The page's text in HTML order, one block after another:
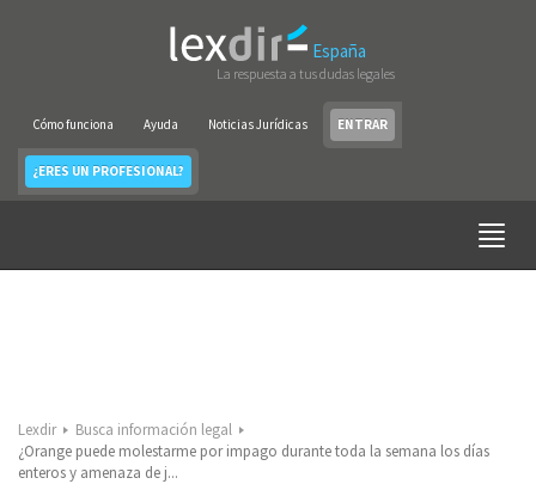
España
La respuesta a tus dudas legales
Cómo funciona Ayuda Noticias Jurídicas ENTRAR
¿ERES UN PROFESIONAL?
Lexdir
Busca información legal
¿Orange puede molestarme por impago durante toda la semana los días
enteros y amenaza de j...